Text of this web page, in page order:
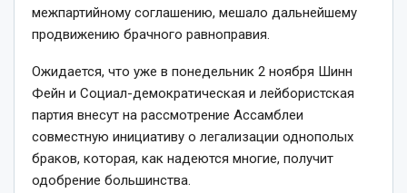
межпартийному соглашению, мешало дальнейшему
продвижению брачного равноправия.
Ожидается, что уже в понедельник 2 ноября Шинн
Фейн и Социал-демократическая и лейбористская
партия внесут на рассмотрение Ассамблеи
совместную инициативу о легализации однополых
браков, которая, как надеются многие, получит
одобрение большинства.